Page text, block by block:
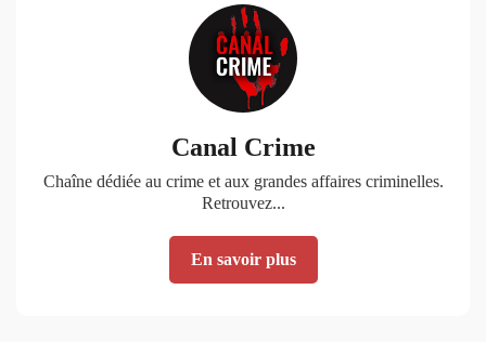
Canal Crime
Chaîne dédiée au crime et aux grandes affaires criminelles.
Retrouvez...
En savoir plus